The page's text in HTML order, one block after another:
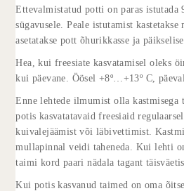
Ettevalmistatud potti on paras istutada
sügavusele. Peale istutamist
asetatakse pott õhurikkasse ja
Hea, kui freesiate kasvatamisel oleks
kui päevane. Öösel +8º…+13º C,
Enne lehtede ilmumist olla
potis kasvatatavaid freesiaid
kuivalejäämist või läbivettimist.
mullapinnal veidi taheneda. Kui lehti
taimi kord paari nädala tagant
Kui potis kasvanud taimed on oma